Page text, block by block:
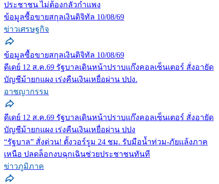
ประชาชน ไม่ต้องกลัวกำแพง
ข้อมูลซื้อขายสกุลเงินดิจิทัล 10/08/69
ข่าวเศรษฐกิจ
ข้อมูลซื้อขายสกุลเงินดิจิทัล 10/08/69
ดีเดย์ 12 ส.ค.69 รัฐบาลเดินหน้าปราบแก๊งคอลเซ็นเตอร์ สั่งอายัด
บัญชีม้ายกแผง เร่งคืนเงินเหยื่อผ่าน ปปง.
อาชญากรรม
ดีเดย์ 12 ส.ค.69 รัฐบาลเดินหน้าปราบแก๊งคอลเซ็นเตอร์ สั่งอายัด
บัญชีม้ายกแผง เร่งคืนเงินเหยื่อผ่าน ปปง
“รัฐบาล” สั่งด่วน! ตั้งวอร์รูม 24 ชม. รับมือน้ำท่วม-ภัยแล้งภาค
เหนือ ปลดล็อกงบฉุกเฉินช่วยประชาชนทันที
ข่าวภูมิภาค